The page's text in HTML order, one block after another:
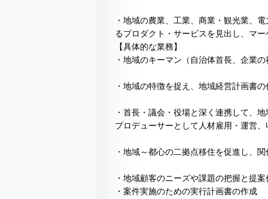
・地域の農業、工業、商業・観光業、
るプロダクト・サービスを見出し、マ
【具体的な業務】
・地域のキーマン（自治体首長、企業
・地域の特徴を捉え、地域経営計画書
・首長・議会・役場と深く連携して、
プロデューサーとして人材雇用・運営
・地域～都心の二拠点移住を促進し、
・地域顧客のニーズや課題の把握と提案
・案件実施のための実行計画書の作成